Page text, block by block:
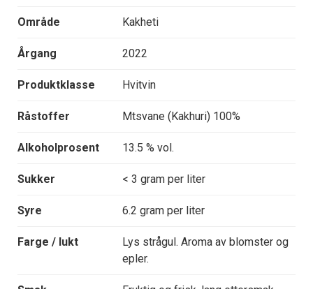
Område Kakheti
Årgang 2022
Produktklasse Hvitvin
Råstoffer Mtsvane (Kakhuri) 100%
Alkoholprosent 13.5 % vol.
Sukker < 3 gram per liter
Syre 6.2 gram per liter
Farge / lukt
Lys strågul. Aroma av blomster og
epler.